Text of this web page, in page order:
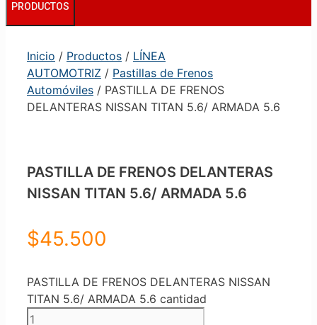
PRODUCTOS
Inicio / Productos / LÍNEA
AUTOMOTRIZ / Pastillas de Frenos
Automóviles / PASTILLA DE FRENOS
DELANTERAS NISSAN TITAN 5.6/ ARMADA 5.6
PASTILLA DE FRENOS DELANTERAS
NISSAN TITAN 5.6/ ARMADA 5.6
$45.500
PASTILLA DE FRENOS DELANTERAS NISSAN
TITAN 5.6/ ARMADA 5.6 cantidad